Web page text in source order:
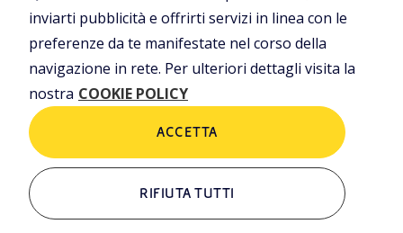
multimediali, lezioni digitali e approfondimenti sui grandi temi
di attualità. Eniscuola è una iniziativa di Eni.
POLICIES
Termini e condizioni
ALTRI LINK
inviarti pubblicità e offrirti servizi in linea con le
preferenze da te manifestate nel corso della
navigazione in rete. Per ulteriori dettagli visita la
nostra COOKIE POLICY
RIFIUTA TUTTI
ACCETTA